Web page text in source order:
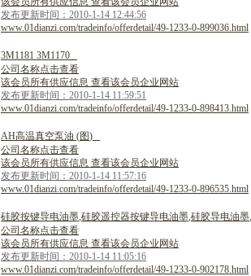
发布更新时间：2010-1-14 12:44:56
www.01dianzi.com/tradeinfo/offerdetail/49-1233-0-899036.html
3M1181 3M1170
公司名称点击查看
该会员所有供应信息 查看该会员企业网站
发布更新时间：2010-1-14 11:59:51
www.01dianzi.com/tradeinfo/offerdetail/49-1233-0-898413.html
AH高温真空泵油 (图)
公司名称点击查看
该会员所有供应信息 查看该会员企业网站
发布更新时间：2010-1-14 11:57:16
www.01dianzi.com/tradeinfo/offerdetail/49-1233-0-896535.html
硅胶按键导电油墨,硅胶遥控器按键导电油墨,硅胶导电油墨,
公司名称点击查看
该会员所有供应信息 查看该会员企业网站
发布更新时间：2010-1-14 11:05:16
www.01dianzi.com/tradeinfo/offerdetail/49-1233-0-902178.html